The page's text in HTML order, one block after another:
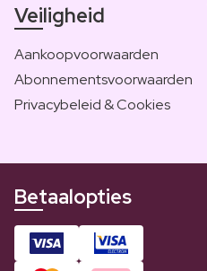
Veiligheid
Aankoopvoorwaarden
Abonnementsvoorwaarden
Privacybeleid & Cookies
Betaalopties